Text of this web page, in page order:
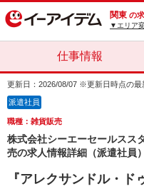
関東 の
▼エリア
仕事情報
更新日：2026/08/07 ※更新日時点の最
派遣社員
職種：雑貨販売
株式会社シーエーセールスス
売の求人情報詳細（派遣社員
『アレクサンドル・